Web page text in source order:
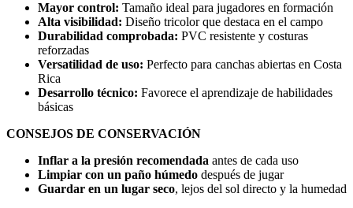
Mayor control: Tamaño ideal para jugadores en formación
Alta visibilidad: Diseño tricolor que destaca en el campo
Durabilidad comprobada: PVC resistente y costuras
reforzadas
Versatilidad de uso: Perfecto para canchas abiertas en Costa
Rica
Desarrollo técnico: Favorece el aprendizaje de habilidades
básicas
CONSEJOS DE CONSERVACIÓN
Inflar a la presión recomendada antes de cada uso
Limpiar con un paño húmedo después de jugar
Guardar en un lugar seco, lejos del sol directo y la humedad